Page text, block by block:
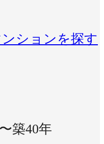
ションを探す
築40年